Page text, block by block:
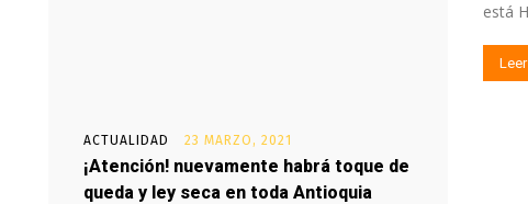
ACTUALIDAD 23 MARZO, 2021
¡Atención! nuevamente habrá toque de
queda y ley seca en toda Antioquia
está